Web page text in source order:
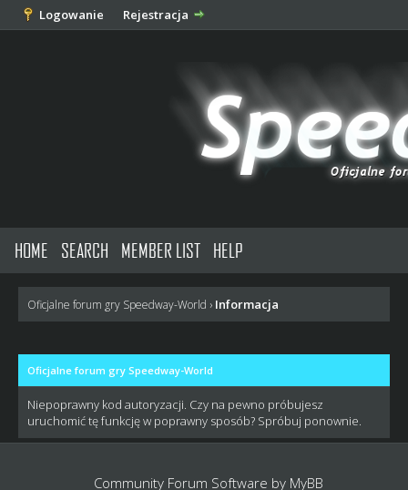
Logowanie Rejestracja
HOME SEARCH MEMBER LIST HELP
Oficjalne forum gry Speedway-World › Informacja
Oficjalne forum gry Speedway-World
Niepoprawny kod autoryzacji. Czy na pewno próbujesz
uruchomić tę funkcję w poprawny sposób? Spróbuj ponownie.
Community Forum Software by MyBB